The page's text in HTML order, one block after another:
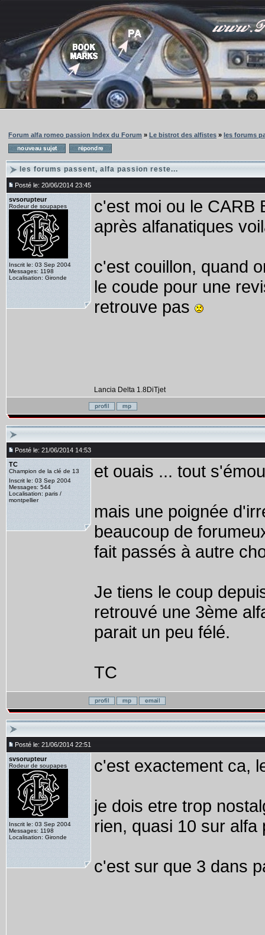
Forum alfa romeo passion Index du Forum » Le bistrot des alfistes » les forums
les forums passent, alfa passion reste...
Posté le: 20/06/2014 23:45
svsorupteur
Rodeur de soupapes
Inscrit le: 03 Sep 2004
Messages: 1198
Localisation: Gironde
c'est moi ou le
après alfanatiques
c'est couillon, quand
le coude pour une
retrouve pas
Lancia Delta 1.8DiTjet
Posté le: 21/06/2014 14:53
TC
Champion de la clé de 13
Inscrit le: 03 Sep 2004
Messages: 544
Localisation: paris /
montpellier
et ouais ... tout
mais une poignée
beaucoup de
fait passés à autre
Je tiens le coup
retrouvé une 3ème
parait un peu félé.
TC
Posté le: 21/06/2014 22:51
svsorupteur
Rodeur de soupapes
Inscrit le: 03 Sep 2004
Messages: 1198
Localisation: Gironde
c'est exactement ca,
je dois etre trop
rien, quasi 10 sur alfa
c'est sur que 3 dans